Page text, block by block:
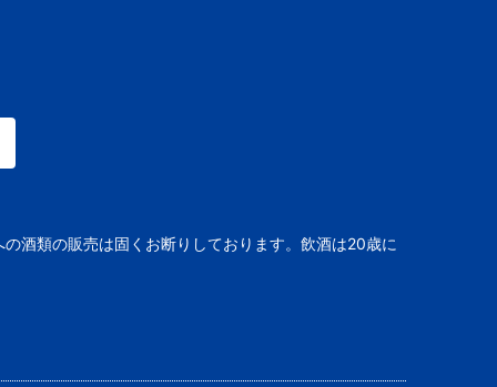
酒類の販売は固くお断りしております。飲酒は20歳に